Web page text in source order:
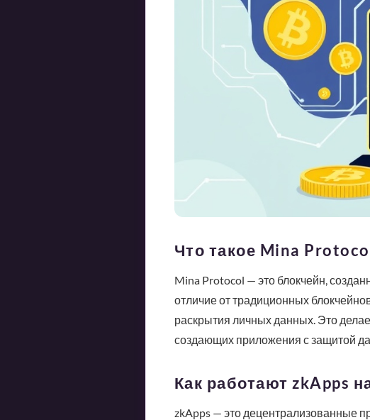
Что такое Mina
Mina Protocol — это блокчейн,
отличие от традиционных
раскрытия личных данных. Это
создающих приложения с защитой
Как работают zkApps
zkApps — это децентрализованные